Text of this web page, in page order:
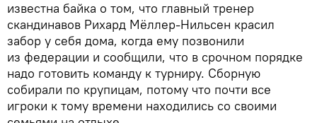
известна байка о том, что главный тренер
скандинавов Рихард Мёллер-Нильсен красил
забор у себя дома, когда ему позвонили
из федерации и сообщили, что в срочном порядке
надо готовить команду к турниру. Сборную
собирали по крупицам, потому что почти все
игроки к тому времени находились со своими